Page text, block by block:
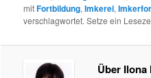
mitFortbildung,Imkerei,
verschlagwortet. Setze ein
Über Ilona